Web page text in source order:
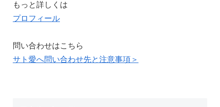
もっと詳しくは
プロフィール
問い合わせはこちら
サト愛へ問い合わせ先と注意事項＞